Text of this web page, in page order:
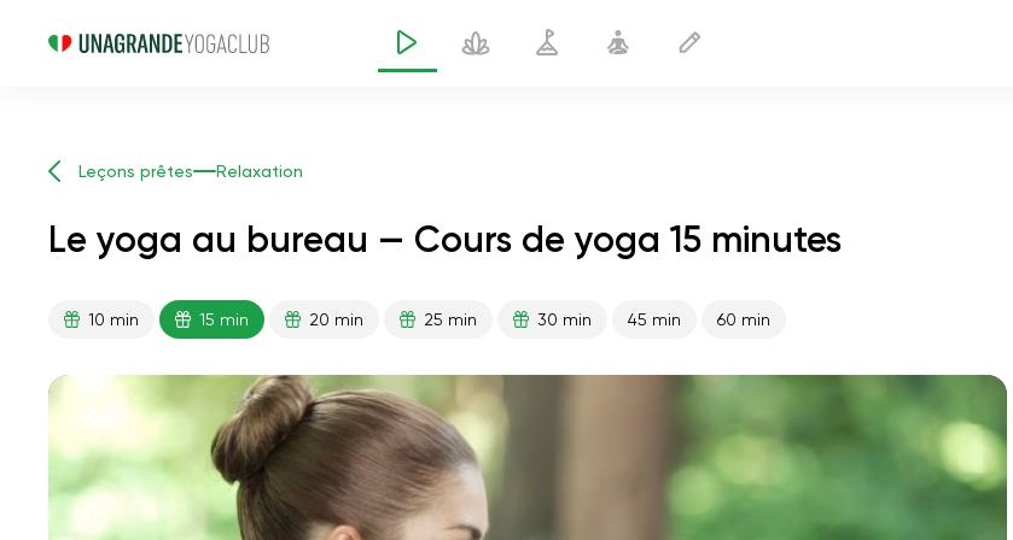
Leçons prêtes Relaxation
Le yoga au bureau — Cours de yoga 15 minutes
10 min 15 min 20 min 25 min 30 min 45 min 60 min